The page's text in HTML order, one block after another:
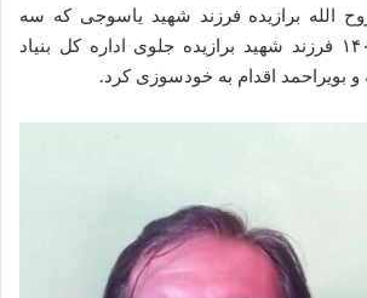
الله برازیده فرزند شهید یاسوجی که سه
شنبه ۲۷ مهر ماه ۱۴۰۰ فرزند شهید برازیده جلوی اداره‌ کل بنیاد
و بویراحمد اقدام به خودسوزی کرد.